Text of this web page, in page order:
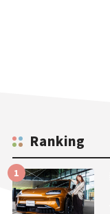
Ranking